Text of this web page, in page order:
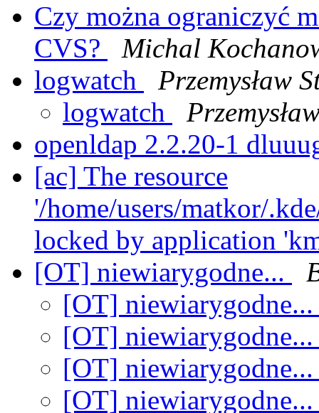
Czy można ograniczyć
CVS?
Michal
logwatch
Przemysław
logwatch
openldap 2.2.20-1
[ac] The resource
'/home/users/matkor/
locked by application
[OT] niewiarygodne...
[OT]
[OT]
[OT]
[OT]